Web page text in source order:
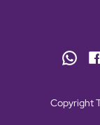
Copyright